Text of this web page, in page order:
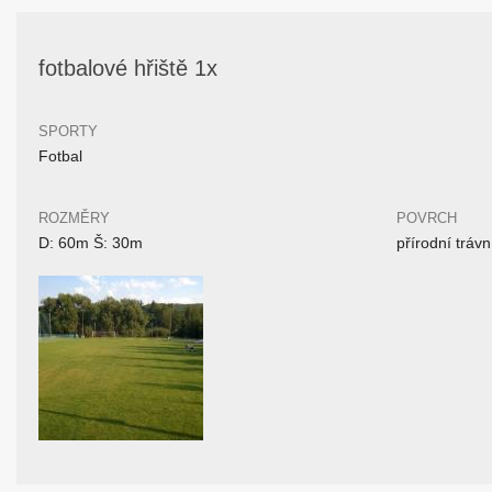
fotbalové hřiště 1x
SPORTY
Fotbal
ROZMĚRY
D: 60m Š: 30m
POVRCH
přírodní